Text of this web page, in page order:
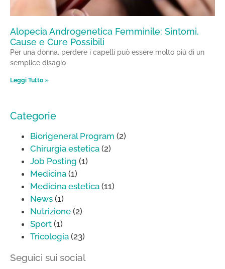
Alopecia Androgenetica Femminile: Sintomi,
Cause e Cure Possibili
Per una donna, perdere i capelli può essere molto più di un
semplice disagio
Leggi Tutto »
Categorie
Biorigeneral Program (2)
Chirurgia estetica (2)
Job Posting (1)
Medicina (1)
Medicina estetica (11)
News (1)
Nutrizione (2)
Sport (1)
Tricologia (23)
Seguici sui social